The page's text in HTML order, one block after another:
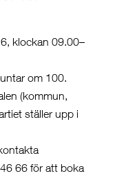
klockan 09.00–
om 100.
(kommun,
ställer upp i
66 för att boka